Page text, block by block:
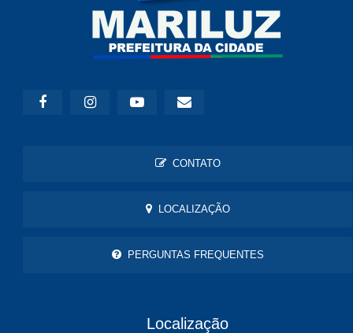
CONTATO
LOCALIZAÇÃO
PERGUNTAS FREQUENTES
Localização